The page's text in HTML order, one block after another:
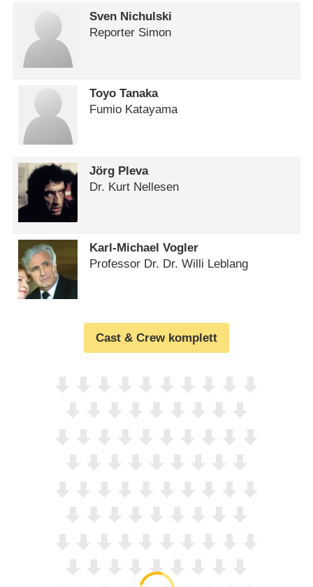
Sven Nichulski
Reporter Simon
Toyo Tanaka
Fumio Katayama
Jörg Pleva
Dr. Kurt Nellesen
Karl-Michael Vogler
Professor Dr. Dr. Willi Leblang
Cast & Crew komplett